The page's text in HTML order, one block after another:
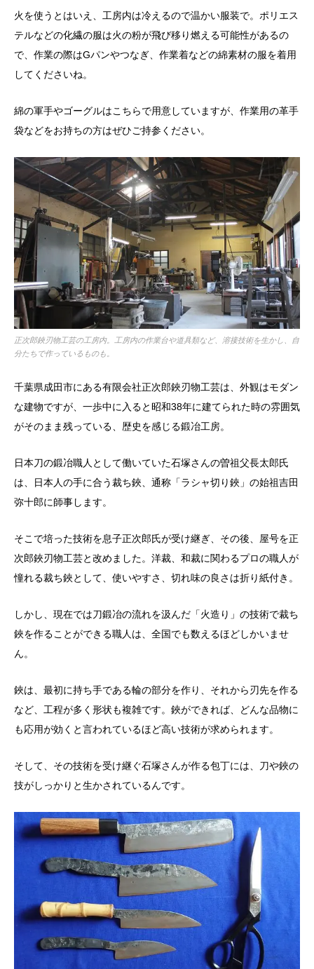
火を使うとはいえ、工房内は冷えるので温かい服装で。ポリエス
テルなどの化繊の服は火の粉が飛び移り燃える可能性があるの
で、作業の際はGパンやつなぎ、作業着などの綿素材の服を着用
してくださいね。
綿の軍手やゴーグルはこちらで用意していますが、作業用の革手
袋などをお持ちの方はぜひご持参ください。
正次郎鋏刃物工芸の工房内。工房内の作業台や道具類など、溶接技術を生かし、自
分たちで作っているものも。
千葉県成田市にある有限会社正次郎鋏刃物工芸は、外観はモダン
な建物ですが、一歩中に入ると昭和38年に建てられた時の雰囲気
がそのまま残っている、歴史を感じる鍛冶工房。
日本刀の鍛冶職人として働いていた石塚さんの曽祖父長太郎氏
は、日本人の手に合う裁ち鋏、通称「ラシャ切り鋏」の始祖吉田
弥十郎に師事します。
そこで培った技術を息子正次郎氏が受け継ぎ、その後、屋号を正
次郎鋏刃物工芸と改めました。洋裁、和裁に関わるプロの職人が
憧れる裁ち鋏として、使いやすさ、切れ味の良さは折り紙付き。
しかし、現在では刀鍛冶の流れを汲んだ「火造り」の技術で裁ち
鋏を作ることができる職人は、全国でも数えるほどしかいませ
ん。
鋏は、最初に持ち手である輪の部分を作り、それから刃先を作る
など、工程が多く形状も複雑です。鋏ができれば、どんな品物に
も応用が効くと言われているほど高い技術が求められます。
そして、その技術を受け継ぐ石塚さんが作る包丁には、刀や鋏の
技がしっかりと生かされているんです。